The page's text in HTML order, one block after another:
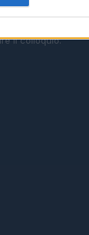
il colloquio.